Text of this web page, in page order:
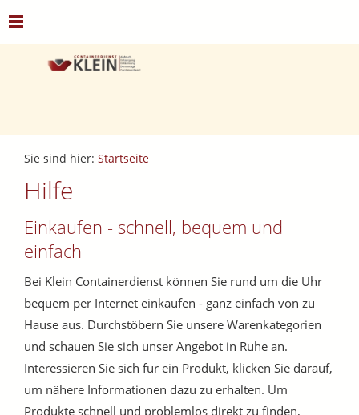
Sie sind hier: Startseite
Hilfe
Einkaufen - schnell, bequem und
einfach
Bei Klein Containerdienst können Sie rund um die Uhr
bequem per Internet einkaufen - ganz einfach von zu
Hause aus. Durchstöbern Sie unsere Warenkategorien
und schauen Sie sich unser Angebot in Ruhe an.
Interessieren Sie sich für ein Produkt, klicken Sie darauf,
um nähere Informationen dazu zu erhalten. Um
Produkte schnell und problemlos direkt zu finden,